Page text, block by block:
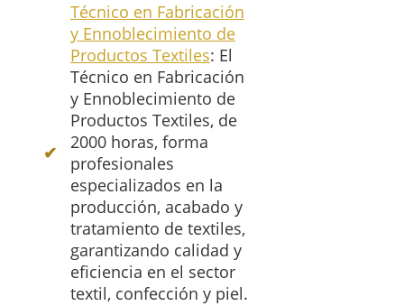
Técnico en Fabricación
y Ennoblecimiento de
Productos Textiles: El
Técnico en Fabricación
y Ennoblecimiento de
Productos Textiles, de
2000 horas, forma
profesionales
especializados en la
producción, acabado y
tratamiento de textiles,
garantizando calidad y
eficiencia en el sector
textil, confección y piel.